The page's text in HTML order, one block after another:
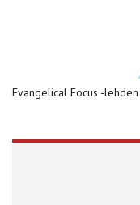
Evangelical Focus -